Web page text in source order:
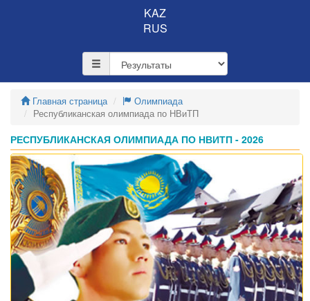
KAZ
RUS
Главная страница
Олимпиада
Республиканская олимпиада по НВиТП
РЕСПУБЛИКАНСКАЯ ОЛИМПИАДА ПО НВИТП - 2026